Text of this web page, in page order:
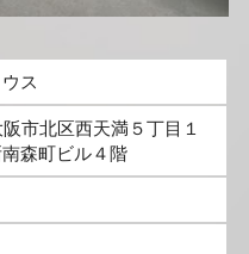
ス
市北区西天満５丁目１
森町ビル４階